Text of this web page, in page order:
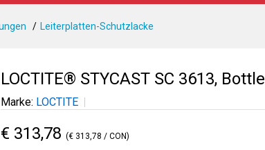
Leiterplatten-Schutzlacke
LOCTITE® STYCAST SC 3613, Bottle
Marke: LOCTITE
€ 313,78 (€ 313,78 / CON)